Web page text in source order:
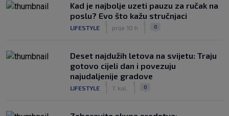
Kad je najbolje uzeti pauzu za ručak na
poslu? Evo što kažu stručnjaci
LIFESTYLE prije 10 h 0
Deset najdužih letova na svijetu: Traju
gotovo cijeli dan i povezuju
najudaljenije gradove
LIFESTYLE 7. kol. 0